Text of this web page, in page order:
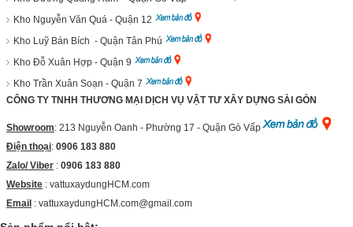
Kho Nguyễn Văn Quá - Quận 12
Kho Luỹ Bán Bích - Quận Tân Phú
Kho Đỗ Xuân Hợp - Quận 9
Kho Trần Xuân Soạn - Quận 7
CÔNG TY TNHH THƯƠNG MẠI DỊCH VỤ VẬT TƯ XÂY DỰNG SÀI GÒN
Showroom: 213 Nguyễn Oanh - Phường 17 - Quận Gò Vấp
Điện thoại: 0906 183 880
Zalo/ Viber : 0906 183 880
Website : vattuxaydungHCM.com
Email : vattuxaydungHCM.com@gmail.com